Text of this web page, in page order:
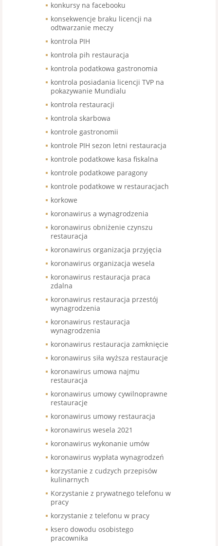
konkursy na facebooku
konsekwencje braku licencji na
odtwarzanie meczy
kontrola PIH
kontrola pih restauracja
kontrola podatkowa gastronomia
kontrola posiadania licencji TVP na
pokazywanie Mundialu
kontrola restauracji
kontrola skarbowa
kontrole gastronomii
kontrole PIH sezon letni restauracja
kontrole podatkowe kasa fiskalna
kontrole podatkowe paragony
kontrole podatkowe w restauracjach
korkowe
koronawirus a wynagrodzenia
koronawirus obniżenie czynszu
restauracja
koronawirus organizacja przyjęcia
koronawirus organizacja wesela
koronawirus restauracja praca
zdalna
koronawirus restauracja przestój
wynagrodzenia
koronawirus restauracja
wynagrodzenia
koronawirus restauracja zamknięcie
koronawirus siła wyższa restauracje
koronawirus umowa najmu
restauracja
koronawirus umowy cywilnoprawne
restauracje
koronawirus umowy restauracja
koronawirus wesela 2021
koronawirus wykonanie umów
koronawirus wypłata wynagrodzeń
korzystanie z cudzych przepisów
kulinarnych
Korzystanie z prywatnego telefonu w
pracy
korzystanie z telefonu w pracy
ksero dowodu osobistego
pracownika